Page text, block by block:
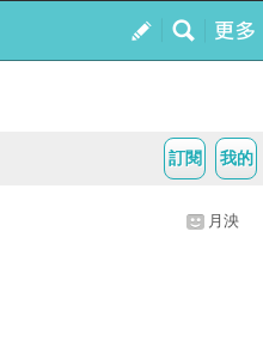
我的
訂閱
月泱